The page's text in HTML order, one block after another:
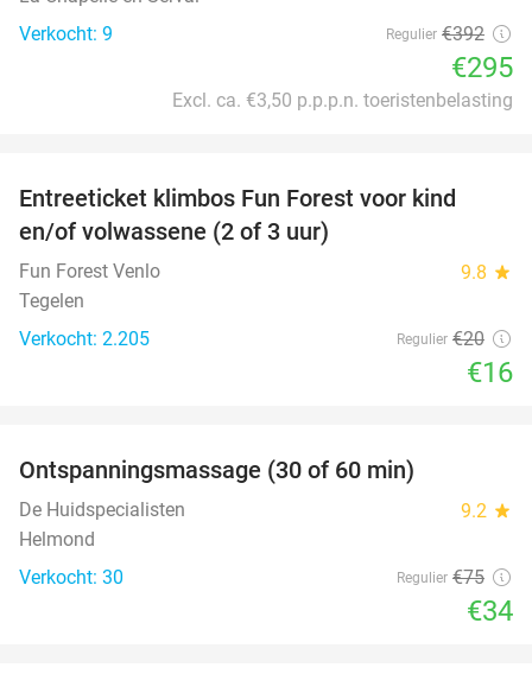
Verkocht: 9
Regulier €392
€295
Excl. ca. €3,50 p.p.p.n. toeristenbelasting
Entreeticket klimbos Fun Forest voor kind
en/of volwassene (2 of 3 uur)
Fun Forest Venlo 9.8 star
Tegelen
Verkocht: 2.205
Regulier €20
€16
Ontspanningsmassage (30 of 60 min)
De Huidspecialisten 9.2 star
Helmond
Verkocht: 30
Regulier €75
€34